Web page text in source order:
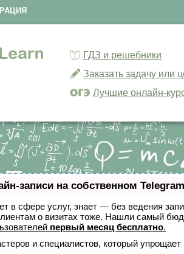
ГДЗ и решебники
Заказать задачу или
Лучшие онлайн-
записи на собственном
в сфере услуг, знает — без ведения
о визитах тоже. Нашли самый
первый месяц бесплатно.
и специалистов, который упрощает